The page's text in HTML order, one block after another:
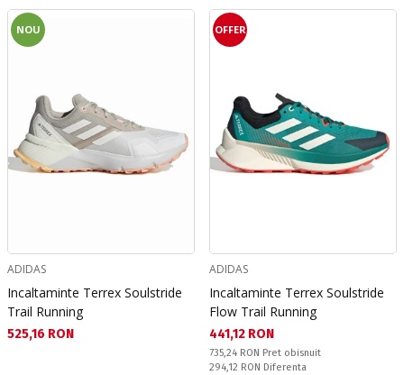
NOU
ADIDAS
Incaltaminte Terrex Soulstride
Trail Running
Текуща цена:
525,16 RON
OFFER
ADIDAS
Incaltaminte Terrex Soulstride
Flow Trail Running
Текуща цена:
441,12 RON
Pret obisnuit:
735,24 RON Pret obisnuit
Спестявате:
294,12 RON Diferenta